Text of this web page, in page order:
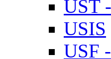
UST
USIS
USF